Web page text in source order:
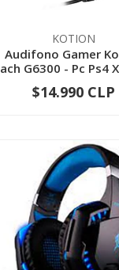
KOTION
Audifono Gamer
G6300 - Pc Ps4
+
$14.990 CLP